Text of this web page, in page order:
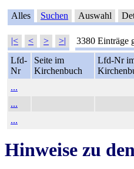
Alles Suchen Auswahl
|< < > >| 3380 Einträge
Lfd-
Nr
Seite im
Kirchenbuch
Lfd-Nr
...
...
...
Hinweise zu